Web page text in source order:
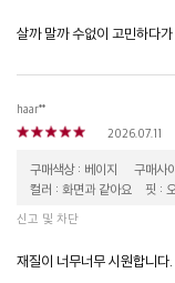
haar**
2026.07.11
구매색상 : 베이지
구매사
컬러 : 화면과 같아요
핏 :
신고 및 차단
재질이 너무너무 시원합니